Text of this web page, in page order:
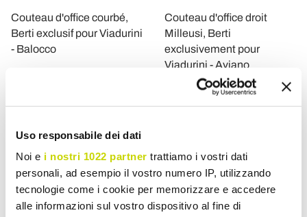
Uso responsabile dei dati
Noi e i nostri 1022 partner trattiamo i vostri dati
personali, ad esempio il vostro numero IP, utilizzando
tecnologie come i cookie per memorizzare e accedere
alle informazioni sul vostro dispositivo al fine di
Couteau d'office courbé,
Berti exclusif pour Viadurini
- Balocco
Couteau d'office droit
Milleusi, Berti
exclusivement pour
Viadurini - Aviano
€ 150,49